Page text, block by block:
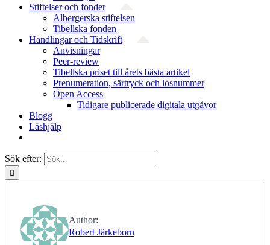
Stiftelser och fonder
Albergerska stiftelsen
Tibellska fonden
Handlingar och Tidskrift
Anvisningar
Peer-review
Tibellska priset till årets bästa artikel
Prenumeration, särtryck och lösnummer
Open Access
Tidigare publicerade digitala utgåvor
Blogg
Läshjälp
Sök efter:
Author:
Robert Järkeborn